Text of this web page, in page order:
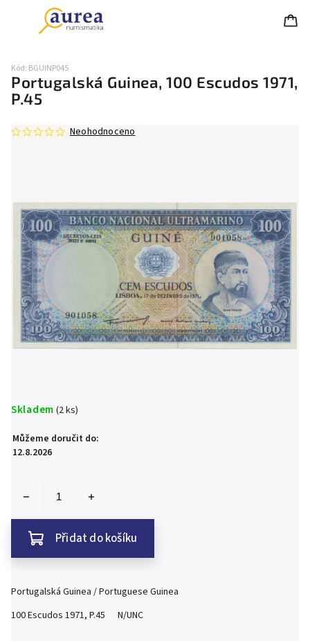
Portugalská Guinea, 100 Escudos 1971,
P.45
Kód: BGUINP045
Neohodnoceno
Skladem (2 ks)
Můžeme doručit do:
12.8.2026
Přidat do košíku
Portugalská Guinea / Portuguese Guinea
100 Escudos 1971, P.45 N/UNC